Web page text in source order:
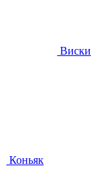
Виски
Коньяк